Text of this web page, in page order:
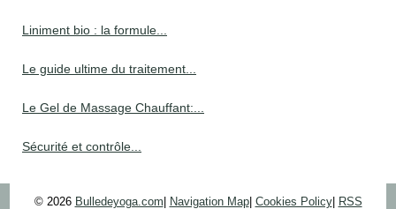
Liniment bio : la formule...
Le guide ultime du traitement...
Le Gel de Massage Chauffant:...
Sécurité et contrôle...
© 2026 Bulledeyoga.com Navigation Map| Cookies Policy| RSS